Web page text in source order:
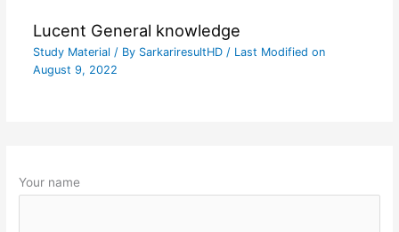
Lucent General knowledge
Study Material / By SarkariresultHD / Last Modified on
August 9, 2022
Your name